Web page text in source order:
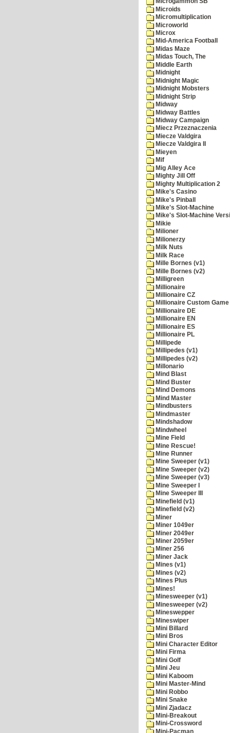
Microids
Micromultiplication
Microworld
Microx
Mid-America Football
Midas Maze
Midas Touch, The
Middle Earth
Midnight
Midnight Magic
Midnight Mobsters
Midnight Strip
Midway
Midway Battles
Midway Campaign
Miecz Przeznaczenia
Miecze Valdgira
Miecze Valdgira II
Mieyen
Mif
Mig Alley Ace
Mighty Jill Off
Mighty Multiplication 2
Mike's Casino
Mike's Pinball
Mike's Slot-Machine
Mike's Slot-Machine
Mikie
Milioner
Milionerzy
Milk Nuts
Milk Race
Mille Bornes (v1)
Mille Bornes (v2)
Milligreen
Millionaire
Millionaire CZ
Millionaire Custom
Millionaire DE
Millionaire EN
Millionaire ES
Millionaire PL
Millipede
Millipedes (v1)
Millipedes (v2)
Millonario
Mind Blast
Mind Buster
Mind Demons
Mind Master
Mindbusters
Mindmaster
Mindshadow
Mindwheel
Mine Field
Mine Rescue!
Mine Runner
Mine Sweeper (v1)
Mine Sweeper (v2)
Mine Sweeper (v3)
Mine Sweeper I
Mine Sweeper III
Minefield (v1)
Minefield (v2)
Miner
Miner 1049er
Miner 2049er
Miner 2059er
Miner 256
Miner Jack
Mines (v1)
Mines (v2)
Mines Plus
Mines!
Minesweeper (v1)
Minesweeper (v2)
Mineswepper
Mineswiper
Mini Billard
Mini Bros
Mini Character Editor
Mini Firma
Mini Golf
Mini Jeu
Mini Kaboom
Mini Master-Mind
Mini Robbo
Mini Snake
Mini Zjadacz
Mini-Breakout
Mini-Crossword
Mini-Pacman